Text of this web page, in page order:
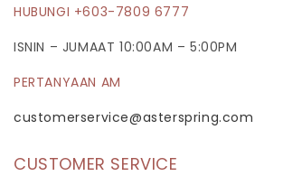
HUBUNGI +603-7809 6777
ISNIN – JUMAAT 10:00AM – 5:00PM
PERTANYAAN AM
customerservice@asterspring.com
CUSTOMER SERVICE